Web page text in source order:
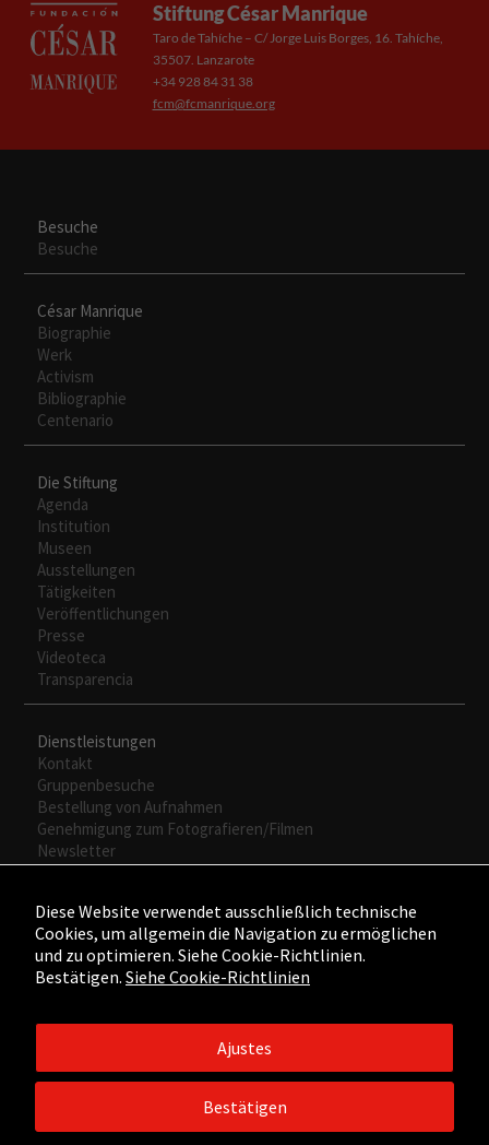
Stiftung César Manrique
Taro de Tahíche – C/ Jorge Luis Borges, 16. Tahíche,
35507. Lanzarote
+34 928 84 31 38
fcm@fcmanrique.org
Besuche
Besuche
César Manrique
Biographie
Werk
Activism
Bibliographie
Centenario
Die Stiftung
Agenda
Institution
Museen
Ausstellungen
Tätigkeiten
Veröffentlichungen
Presse
Videoteca
Transparencia
Dienstleistungen
Kontakt
Gruppenbesuche
Bestellung von Aufnahmen
Genehmigung zum Fotografieren/Filmen
Newsletter
©2015 - ©2026 Fundación César Manrique. Todos los derechos
Política de Privacidad/Política de Cookies
web
Diese Website verwendet ausschließlich technische
Cookies, um allgemein die Navigation zu ermöglichen
und zu optimieren. Siehe Cookie-Richtlinien.
Bestätigen. Siehe Cookie-Richtlinien
Ajustes
Bestätigen